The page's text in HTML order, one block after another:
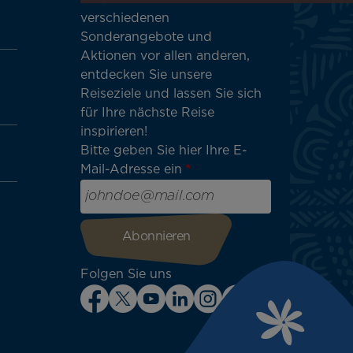
verschiedenen
Sonderangebote und
Aktionen vor allen anderen,
entdecken Sie unsere
Reiseziele und lassen Sie sich
für Ihre nächste Reise
inspirieren!
Bitte geben Sie hier Ihre E-
Mail-Adresse ein
Folgen Sie uns